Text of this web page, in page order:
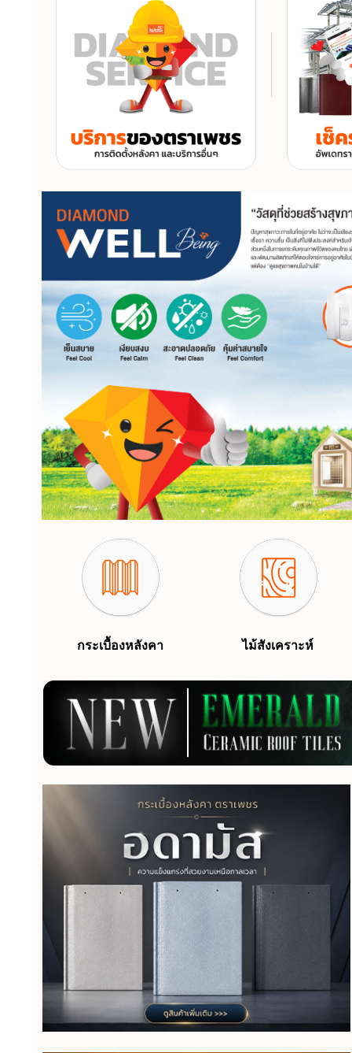
กระเบื้องหลังคา ไม้สังเคราะห์